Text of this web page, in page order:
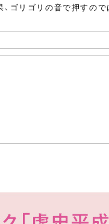
ゴリゴリの音で押すの